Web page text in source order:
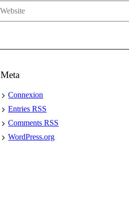
Meta
Connexion
EntriesRSS
CommentsRSS
WordPress.org